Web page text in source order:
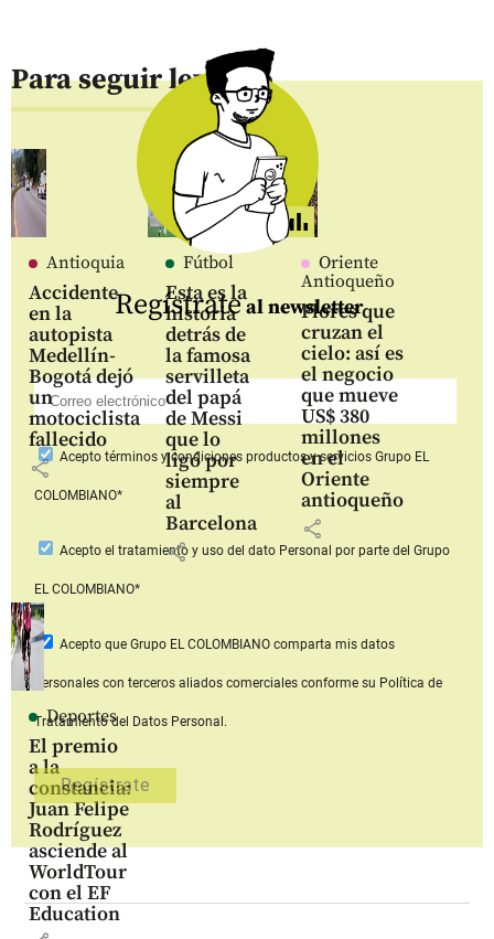
Para seguir leyendo
Antioquia
Accidente
en la
autopista
Medellín-
Bogotá dejó
un
motociclista
fallecido
share
Fútbol
Esta es la
historia
detrás de
la famosa
servilleta
del papá
de Messi
que lo
ligó por
siempre
al
Barcelona
share
Oriente
Antioqueño
Flores que
cruzan el
cielo: así es
el negocio
que mueve
US$ 380
millones
en el
Oriente
antioqueño
share
Deportes
El premio
a la
constancia:
Juan Felipe
Rodríguez
asciende al
WorldTour
con el EF
Education
Regístrateal newsletter
Aceptotérminos y condiciones productos y serviciosGrupo EL
COLOMBIANO*
Acepto el tratamiento y uso del dato Personal por parte del Grupo
EL COLOMBIANO*
Acepto que Grupo EL COLOMBIANOcomparta mis datos
personales con terceros aliados comerciales conforme su Política de
Tratamiento del Datos Personal.